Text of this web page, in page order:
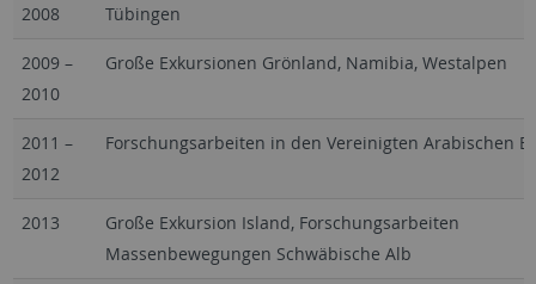
2008
Tübingen
2009 –
2010
Große Exkursionen Grönland, Namibia, Westalpen
2011 –
2012
Forschungsarbeiten in den Vereinigten Arabischen
2013
Große Exkursion Island, Forschungsarbeiten
Massenbewegungen Schwäbische Alb